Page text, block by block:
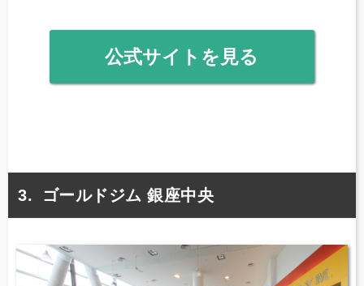
公式サイトを見る
ゴールドジム 銀座中央